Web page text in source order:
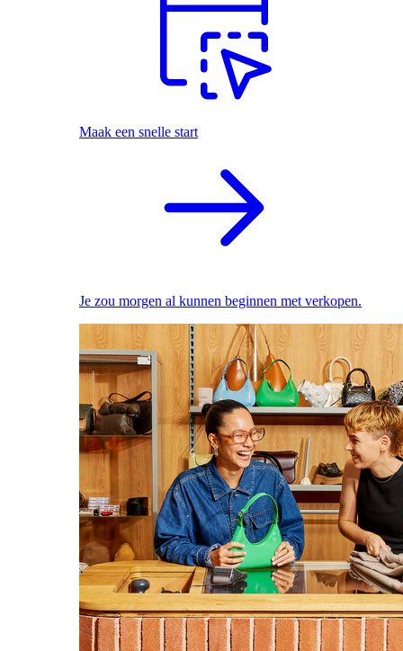
Maak een snelle start
Je zou morgen al kunnen beginnen met verkopen.